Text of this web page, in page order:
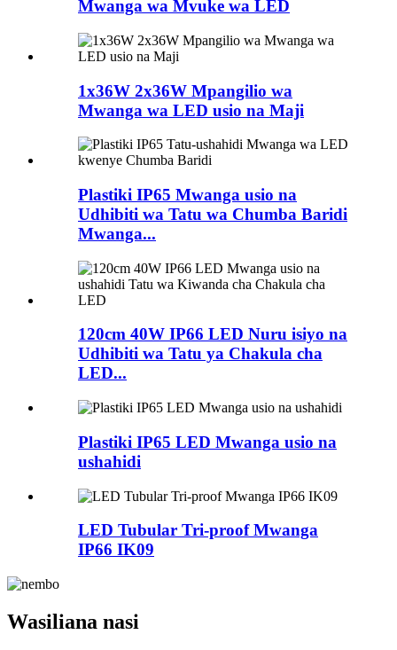
Mwanga wa Mvuke wa LED
1x36W 2x36W Mpangilio wa
Mwanga wa LED usio na Maji
Plastiki IP65 Mwanga usio na
Udhibiti wa Tatu wa Chumba Baridi
Mwanga...
120cm 40W IP66 LED Nuru isiyo na
Udhibiti wa Tatu ya Chakula cha
LED...
Plastiki IP65 LED Mwanga usio na
ushahidi
LED Tubular Tri-proof Mwanga
IP66 IK09
Wasiliana nasi